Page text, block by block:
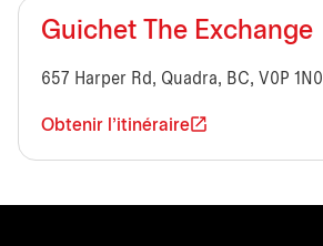
Guichet The Exchange
657 Harper Rd, Quadra, BC, V0P 1N0
Obtenir l'itinéraire